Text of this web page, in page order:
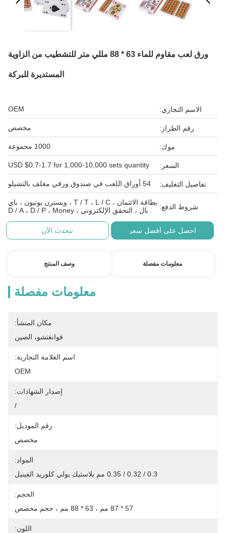
ورق لعب مقاوم للماء 63 * 88 مللي متر للتشطيب من الزاوية
المستديرة للبركة
الاسم التجاري: OEM
رقم الطراز: مخصص
موك: 1000 مجموعة
السعر: USD $0.7-1.7 for 1,000-10,000 sets quantity
تفاصيل التغليف: 54 أوراق اللعب في صندوق ورقي مغلف بالتشيلو
شروط الدفع:
بطاقة الائتمان ، T / T ، L / C ، ويسترن يونيون ، باي
بال ، التحقق الإلكتروني ، D / A ، D / P ، Money
احصل على أفضل سعر نتحدث الآن
معلومات مفصلة وصف المنتج
معلومات مفصلة
مكان المنشأ:
قوانغتشو، الصين
اسم العلامة التجارية:
OEM
إصدار الشهادات:
/
رقم الموديل:
مخصص
المواد:
0.3 / 0.32 / 0.35 مم بلاستيك بولي كلوريد الفينيل
الحجم:
57 * 87 مم ، 63 * 88 مم ، حجم مخصص
اللون: